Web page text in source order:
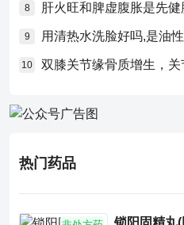
8 肝火旺和脾虚腹胀是先健
9 用清热水洗脸好吗,是油
10 双膝关节缘骨质增生，
热门药品
锁阳固精丸